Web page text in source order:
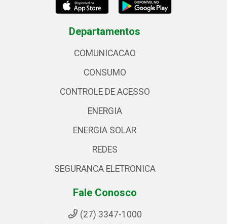
Departamentos
COMUNICACAO
CONSUMO
CONTROLE DE ACESSO
ENERGIA
ENERGIA SOLAR
REDES
SEGURANCA ELETRONICA
Fale Conosco
(27) 3347-1000